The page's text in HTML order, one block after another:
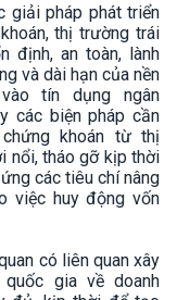
giải pháp phát triển
thị trường trái
định, an toàn, lành
và dài hạn của nền
tín dụng ngân
các biện pháp cần
khoán từ thị
nổi, tháo gỡ kịp thời
các tiêu chí nâng
việc huy động vốn
có liên quan xây
gia về doanh